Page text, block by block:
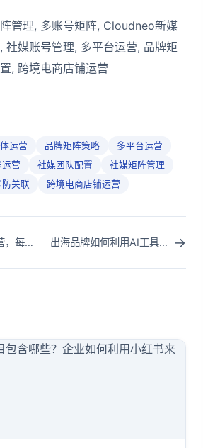
管理, 多账号矩阵, Cloudneo新媒
社媒账号管理, 多平台运营, 品牌矩
, 跨境电商店铺运营
运营 品牌矩阵策略
多平台运营
运营 社媒团队配置
社媒矩阵管理
防关联 跨境电商店铺运营
出海品牌做社媒运营，每天发几条内容最合适？最佳发布频率的深度解析与实操指南 出海品牌如何利用AI工具提升社媒运营效率？AI时代的新媒体运营实战指南 →